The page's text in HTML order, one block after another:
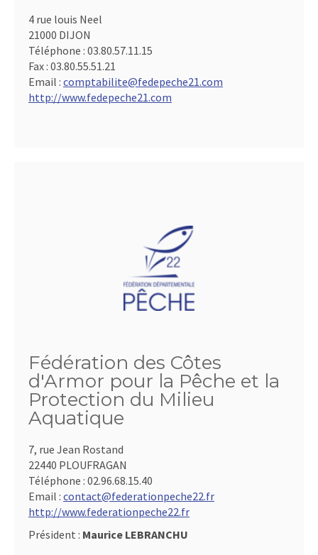
4 rue louis Neel
21000 DIJON
Téléphone : 03.80.57.11.15
Fax : 03.80.55.51.21
Email : comptabilite@fedepeche21.com
http://www.fedepeche21.com
Fédération des Côtes
d'Armor pour la Pêche et la
Protection du Milieu
Aquatique
7, rue Jean Rostand
22440 PLOUFRAGAN
Téléphone : 02.96.68.15.40
Email : contact@federationpeche22.fr
http://www.federationpeche22.fr
Président : Maurice LEBRANCHU